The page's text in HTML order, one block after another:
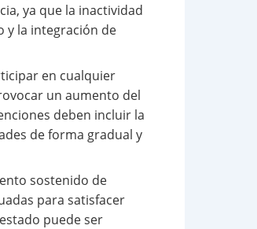
ya que la inactividad
y la integración de
en cualquier
un aumento del
deben incluir la
de forma gradual y
sostenido de
para satisfacer
puede ser